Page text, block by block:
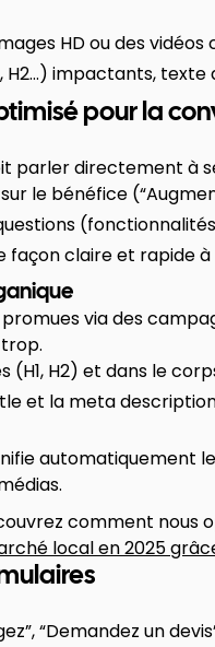
HD ou des
H2…) impactants,
pour la
parler directement à
le bénéfice
façon claire et rapide à
via des
(H1, H2) et dans le
et la meta
automatiquement
comment nous
local en 2025
“Demandez un